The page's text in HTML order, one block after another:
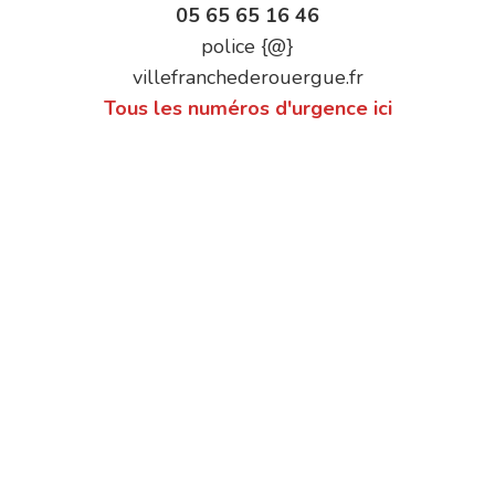
05 65 65 16 46
police {@}
villefranchederouergue.fr
Tous les numéros d'urgence ici